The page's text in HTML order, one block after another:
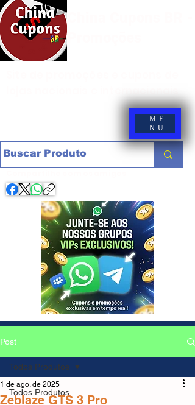
ME
NU
Post
Todos Produtos
Todos Produtos
Zeblaze GTS 3 Pro
1 de ago. de 2025